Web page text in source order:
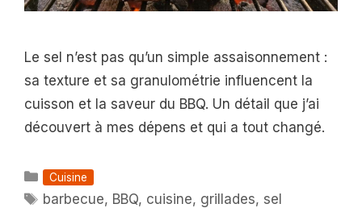
Le sel n’est pas qu’un simple assaisonnement :
sa texture et sa granulométrie influencent la
cuisson et la saveur du BBQ. Un détail que j’ai
découvert à mes dépens et qui a tout changé.
Catégories
Cuisine
Étiquettes
barbecue, BBQ, cuisine, grillades, sel